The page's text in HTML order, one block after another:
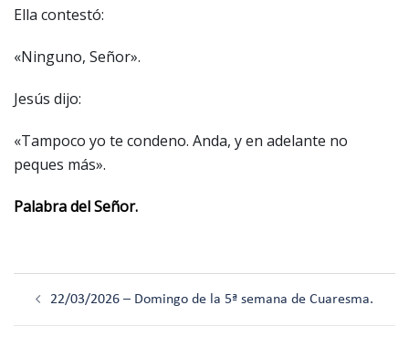
Ella contestó:
«Ninguno, Señor».
Jesús dijo:
«Tampoco yo te condeno. Anda, y en adelante no
peques más».
Palabra del Señor.
22/03/2026 – Domingo de la 5ª semana de Cuaresma.